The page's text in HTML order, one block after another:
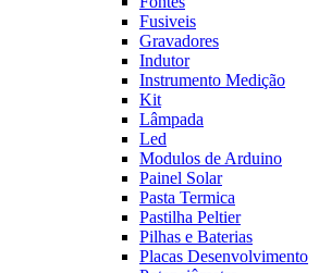
Fusiveis
Gravadores
Indutor
Instrumento Medição
Kit
Lâmpada
Led
Modulos de Arduino
Painel Solar
Pasta Termica
Pastilha Peltier
Pilhas e Baterias
Placas Desenvolvimento